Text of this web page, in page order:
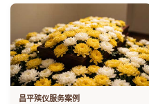
昌平殡仪服务案例